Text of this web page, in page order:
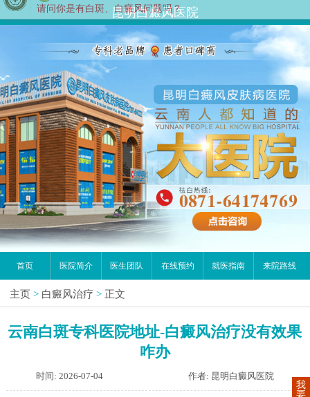
昆明白癜风医院
首页 医院简介 医生团队 在线预约 就医指南 来院路线
主页 > 白癜风治疗 > 正文
云南白斑专科医院地址-白癜风治疗没有效果
咋办
时间: 2026-07-04 作者: 昆明白癜风医院
我
要
您好,这里是在线预约挂号平台！
请问你是有白斑、白癜风问题吗？